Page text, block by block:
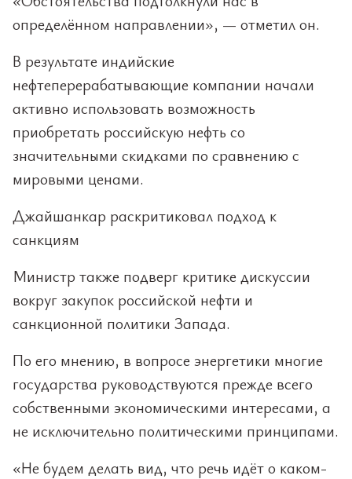
определённом направлении», — отметил он.
В результате индийские
нефтеперерабатывающие компании начали
активно использовать возможность
приобретать российскую нефть со
значительными скидками по сравнению с
мировыми ценами.
Джайшанкар раскритиковал подход к
санкциям
Министр также подверг критике дискуссии
вокруг закупок российской нефти и
санкционной политики Запада.
По его мнению, в вопросе энергетики многие
государства руководствуются прежде всего
собственными экономическими интересами, а
не исключительно политическими принципами.
«Не будем делать вид, что речь идёт о каком-